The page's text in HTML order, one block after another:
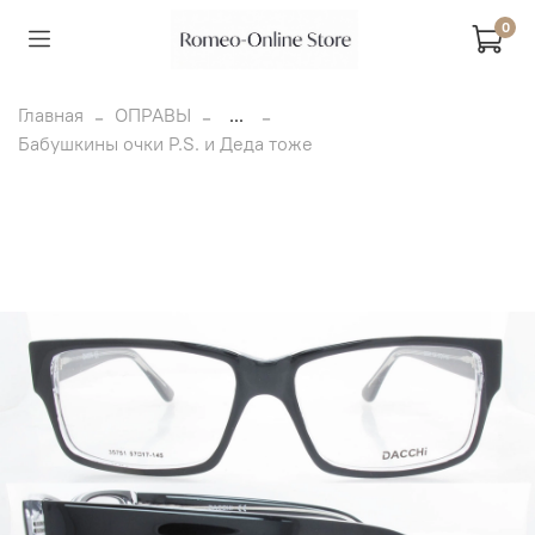
0
Главная ОПРАВЫ
...
Бабушкины очки P.S. и Деда тоже